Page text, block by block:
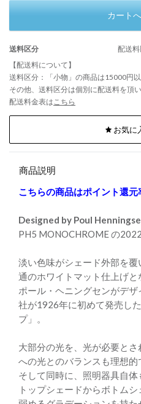
カート
送料区分
配送
【配送料について】
送料区分：「小物」の商品は15000円
その他、送料区分は個別に配送料を頂い
配送料金表は こちら
お気に
商品説明
こちらの商品はポイント還元
Designed by Poul
PH5 MONOCHROME の
淡い色味がシェード外部を
通のホワイトマット仕上げと
ポール・ヘニングセンがデ
社が1926年に初めて発売し
プ」。
大部分の光を、光が必要と
への光とのバランスも理想的
そして同時に、照明器具自体
トップシェードからボトム